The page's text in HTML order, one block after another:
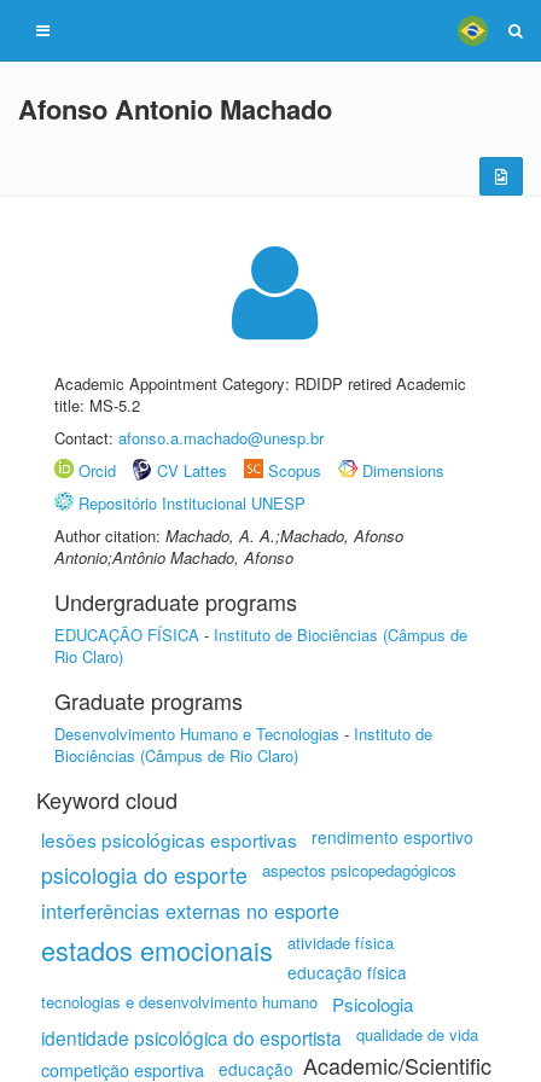
Afonso Antonio Machado
Academic Appointment Category: RDIDP retired Academic
title: MS-5.2
Contact: afonso.a.machado@unesp.br
Orcid
CV Lattes Scopus
Dimensions
Repositório Institucional UNESP
Author citation: Machado, A. A.;Machado, Afonso
Antonio;Antônio Machado, Afonso
Undergraduate programs
EDUCAÇÃO FÍSICA - Instituto de Biociências (Câmpus de
Rio Claro)
Graduate programs
Desenvolvimento Humano e Tecnologias - Instituto de
Biociências (Câmpus de Rio Claro)
Keyword cloud
lesões psicológicas esportivas rendimento esportivo
psicologia do esporte aspectos psicopedagógicos
interferências externas no esporte
estados emocionais atividade física
educação física
tecnologias e desenvolvimento humano Psicologia
identidade psicológica do esportista qualidade de vida
competição esportiva educação Academic/Scientific